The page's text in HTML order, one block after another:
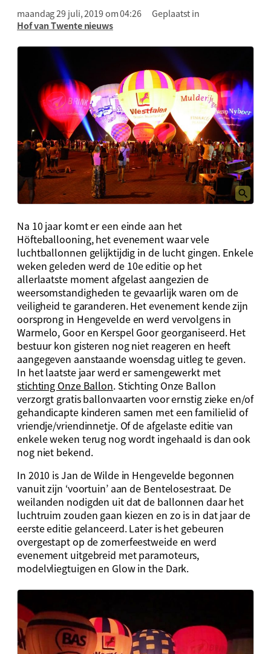
maandag 29 juli, 2019 om 04:26
Geplaatst in
Hof van Twente nieuws
Na 10 jaar komt er een einde aan het
Höfteballooning, het evenement waar vele
luchtballonnen gelijktijdig in de lucht gingen. Enkele
weken geleden werd de 10e editie op het
allerlaatste moment afgelast aangezien de
weersomstandigheden te gevaarlijk waren om de
veiligheid te garanderen. Het evenement kende zijn
oorsprong in Hengevelde en werd vervolgens in
Warmelo, Goor en Kerspel Goor georganiseerd. Het
bestuur kon gisteren nog niet reageren en heeft
aangegeven aanstaande woensdag uitleg te geven.
In het laatste jaar werd er samengewerkt met
stichting Onze Ballon. Stichting Onze Ballon
verzorgt gratis ballonvaarten voor ernstig zieke en/of
gehandicapte kinderen samen met een familielid of
vriendje/vriendinnetje. Of de afgelaste editie van
enkele weken terug nog wordt ingehaald is dan ook
nog niet bekend.
In 2010 is Jan de Wilde in Hengevelde begonnen
vanuit zijn ‘voortuin’ aan de Bentelosestraat. De
weilanden nodigden uit dat de ballonnen daar het
luchtruim zouden gaan kiezen en zo is in dat jaar de
eerste editie gelanceerd. Later is het gebeuren
overgestapt op de zomerfeestweide en werd
evenement uitgebreid met paramoteurs,
modelvliegtuigen en Glow in the Dark.